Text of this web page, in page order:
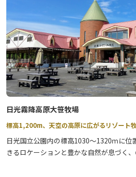
日光霧降高原大笹牧場
標高1,200m、天空の高原に広がるリゾート
日光国立公園内の標高1030～1320ｍに位
きるロケーションと豊かな自然が息づく